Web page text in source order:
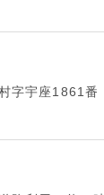
字宇座1861番